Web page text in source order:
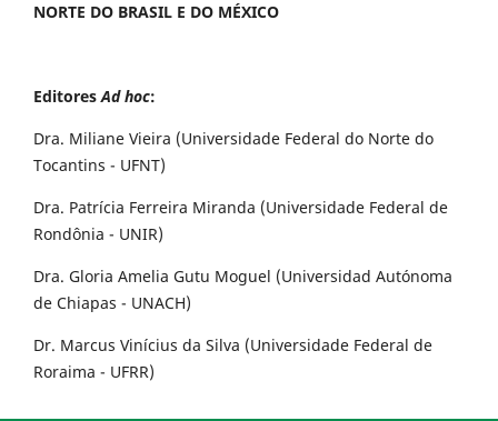
NORTE DO BRASIL E DO MÉXICO
EditoresAd hoc:
Dra. Miliane Vieira (Universidade Federal do Norte do
Tocantins - UFNT)
Dra. Patrícia Ferreira Miranda (Universidade Federal de
Rondônia - UNIR)
Dra. Gloria Amelia Gutu Moguel (Universidad Autónoma
de Chiapas - UNACH)
Dr. Marcus Vinícius da Silva (Universidade Federal de
Roraima - UFRR)